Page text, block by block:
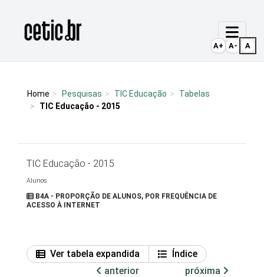
Página inicial
Home Pesquisas TIC Educação
Tabelas
TIC Educação - 2015
TIC Educação - 2015
Alunos
B4A - PROPORÇÃO DE ALUNOS, POR FREQUÊNCIA DE
ACESSO À INTERNET
Ver tabela expandida
Índice
anterior
próxima
A+ A- A